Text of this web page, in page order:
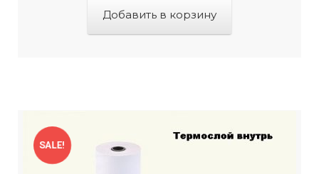
Добавить в корзину
SALE!